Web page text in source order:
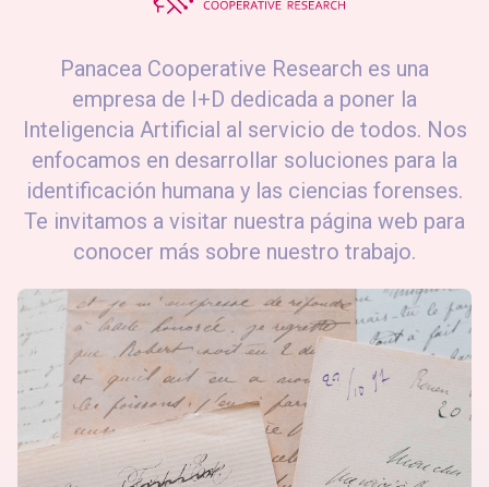
Panacea Cooperative Research es una
empresa de I+D dedicada a poner la
Inteligencia Artificial al servicio de todos. Nos
enfocamos en desarrollar soluciones para la
identificación humana y las ciencias forenses.
Te invitamos a visitar nuestra página web para
conocer más sobre nuestro trabajo.